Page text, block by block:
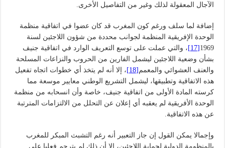
الآجال المعقولة لذلك وغير من التفاصيل الأخرى.
إضافة لما سلف ورغم كون المغرب قد كان عضوا في اتفاقية منظمة
الوحدة الإفريقية المنظمة لجوانب محددة من شؤون اللاجئين لسنة
1969
[17]
، والتي عملت على توسع التعريف الوارد في اتفاقية جنيف
بشأن وضعية اللاجئين ليشمل الفارين من الحروب والنزاعات المسلحة
والعنف العشوائي والمعمم [18]
، إلا أنه لم يتخذ أي خطوات اتجاه تفعيل
هذه الاتفاقية وتطبيقها، ليشمل التشريع الوطني معايير موسعة مما
كرسته المادة الأولى من اتفاقية جنيف، خاصة وأن انسحابه من منظمة
الوحدة الأفريقية لم يعقبه أي إعلان عن التحلل من الالتزامات المترتبة
عن هذه الاتفاقية.
وإجمالا يمكن القول إن جاز التعبير أنه رغم التشبث المبكر للمغرب
بالمنظومة الدولية لحماية اللاجئين، إلا أن ذلك لم يترجم فعليا على